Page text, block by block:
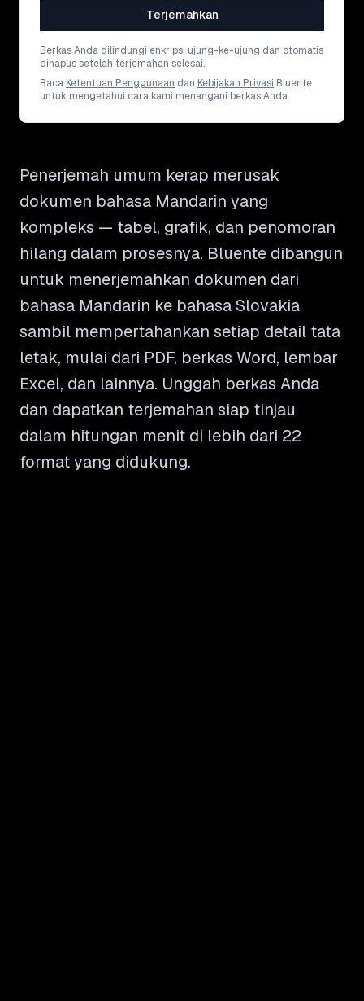
Terjemahkan
Berkas Anda dilindungi enkripsi ujung-ke-ujung dan otomatis
dihapus setelah terjemahan selesai.
Baca Ketentuan Penggunaan dan Kebijakan Privasi Bluente
untuk mengetahui cara kami menangani berkas Anda.
Penerjemah umum kerap merusak
dokumen bahasa Mandarin yang
kompleks — tabel, grafik, dan penomoran
hilang dalam prosesnya. Bluente dibangun
untuk menerjemahkan dokumen dari
bahasa Mandarin ke bahasa Slovakia
sambil mempertahankan setiap detail tata
letak, mulai dari PDF, berkas Word, lembar
Excel, dan lainnya. Unggah berkas Anda
dan dapatkan terjemahan siap tinjau
dalam hitungan menit di lebih dari 22
format yang didukung.